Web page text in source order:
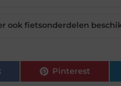
ook fietsonderdelen
Pinterest